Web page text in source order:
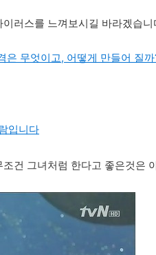
러스를 느껴보시길 바라겠습니
은 무엇이고, 어떻게 만들어 질까
입니다
건 그녀처럼 한다고 좋은것은